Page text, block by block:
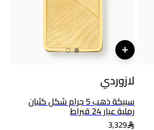
لازوردي
سبيكة ذهب 5 جرام شكل كثبان
رملية عيار 24 قيراط
3,329